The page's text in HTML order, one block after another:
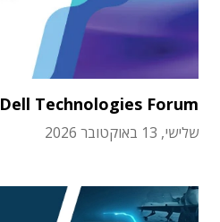
Dell Technologies Forum
שלישי, 13 באוקטובר 2026